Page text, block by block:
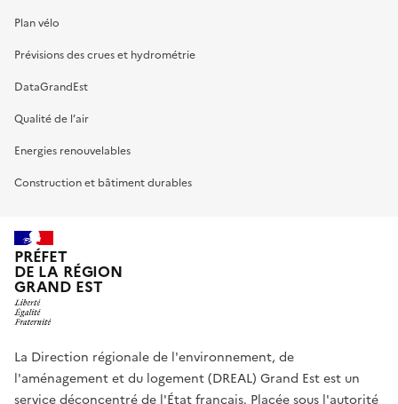
Plan vélo
Prévisions des crues et hydrométrie
DataGrandEst
Qualité de l’air
Energies renouvelables
Construction et bâtiment durables
PRÉFET
DE LA RÉGION
GRAND EST
La Direction régionale de l'environnement, de
l'aménagement et du logement (DREAL) Grand Est est un